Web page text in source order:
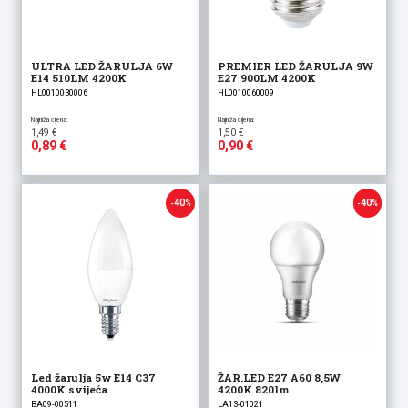
ULTRA LED ŽARULJA 6W
E14 510LM 4200K
HL0010030006
1,49 €Izvorna
cijena
je:
1,49 €.
0,89€
cijena
je:
PREMIER LED ŽARULJA 9W
E27 900LM 4200K
HL0010060009
1,50€
cijena
je:
1,50 €.
0,90€
cijena
je:
-40%
Led žarulja 5w E14 C37
4000K svijeća
BA09-00511
-40%
ŽAR.LED E27 A60 8,5W
4200K 820lm
LA13-01021